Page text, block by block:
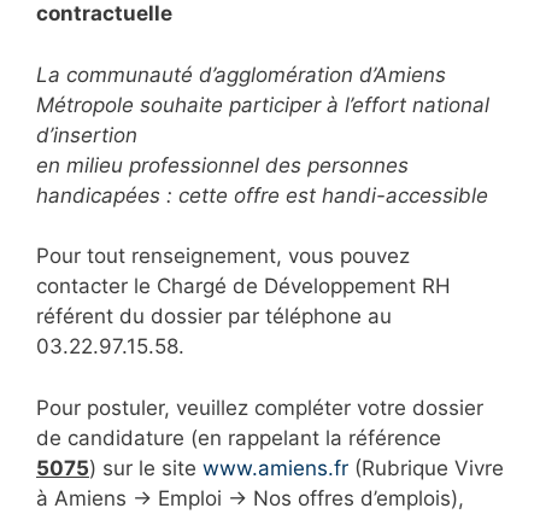
contractuelle
La communauté d’agglomération d’Amiens
Métropole souhaite participer à l’effort national
d’insertion
en milieu professionnel des personnes
handicapées : cette offre est handi-accessible
Pour tout renseignement, vous pouvez
contacter le Chargé de Développement RH
référent du dossier par téléphone au
03.22.97.15.58.
Pour postuler, veuillez compléter votre dossier
de candidature (en rappelant la référence
5075) sur le site www.amiens.fr (Rubrique Vivre
à Amiens → Emploi → Nos offres d’emplois),